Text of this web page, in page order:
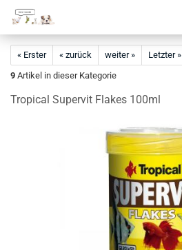
Hauptinhalt
« Erster « zurück weiter »
Letzter »
9 Artikel in dieser Kategorie
Tropical Supervit Flakes 100ml